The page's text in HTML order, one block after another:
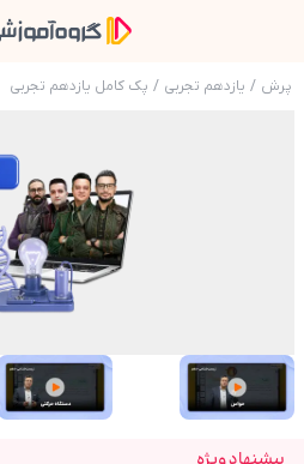
پرش / یازدهم تجربی / پک کامل یازدهم تجربی